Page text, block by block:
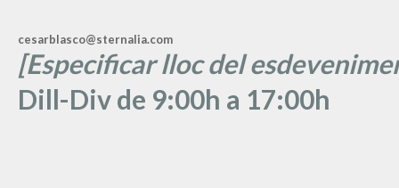
cesarblasco@sternalia.com
[Especificar lloc del
Dill-Div de 9:00h a 17:00h